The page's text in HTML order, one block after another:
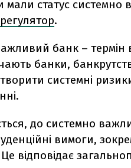
мали статус системно
регулятор.
банк – термін
банки,
системні
до системно
вимоги,
відповідає